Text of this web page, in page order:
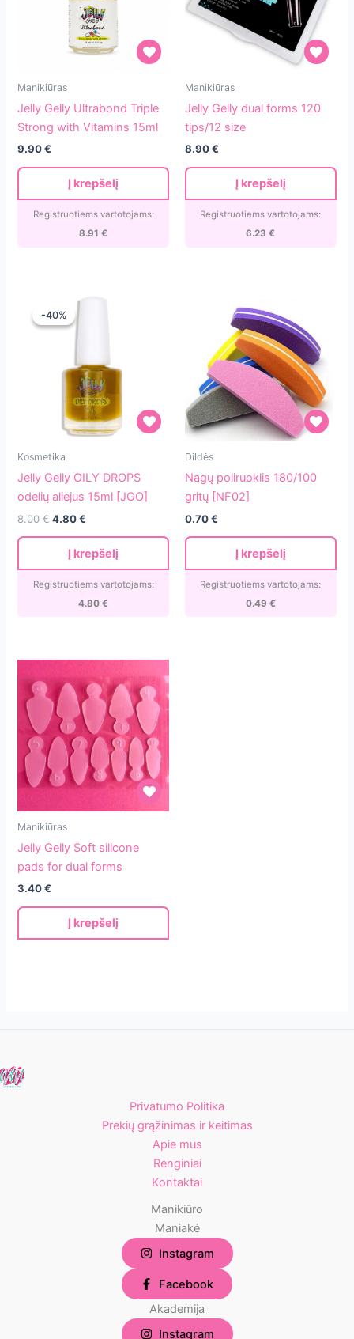
Jelly
Ultrabond
Strong
with
15ml
Manikiūras
Jelly Gelly Ultrabond Triple
Strong with Vitamins 15ml
9.90€
Į krepšelį
Registruotiems vartotojams:
8.91€
Jelly
dual
forms
120
tips/12
Manikiūras
Jelly Gelly dual forms 120
tips/12 size
8.90€
Į krepšelį
Registruotiems vartotojams:
6.23€
-40%
Jelly
OILY
DROPS
odelių
aliejus
[JGO]
-40%
Kosmetika
Jelly Gelly OILY DROPS
odelių aliejus 15ml [JGO]
8.00€Original
8.00 €.
4.80€
4.80 €.
Į krepšelį
Registruotiems vartotojams:
4.80€
Nagų
180/100
gritų
[NF02]
Dildės
Nagų poliruoklis 180/100
gritų [NF02]
0.70€
Į krepšelį
Registruotiems vartotojams:
0.49 €
Jelly
Soft
silicone
pads
for
Manikiūras
Jelly Gelly Soft silicone
pads for dual forms
3.40€
Į krepšelį
Privatumo Politika
Prekių grąžinimas ir keitimas
Apie mus
Renginiai
Kontaktai
Manikiūro
Maniakė
Instagram
Facebook
Akademija
Instagram